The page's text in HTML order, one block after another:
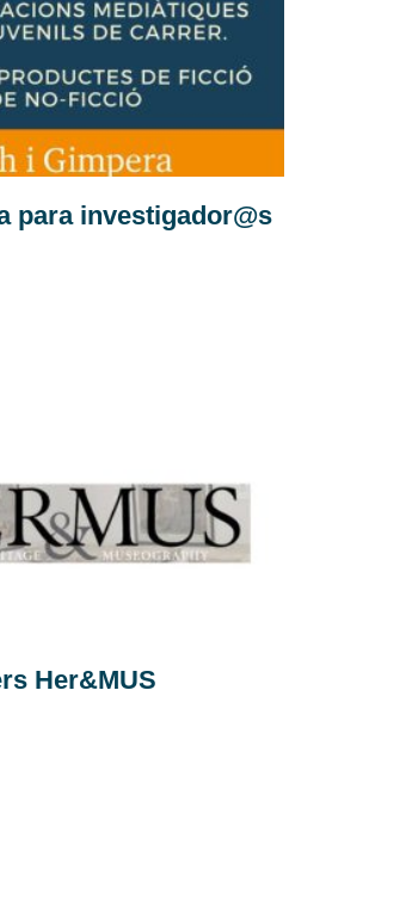
para investigador@s
Her&MUS